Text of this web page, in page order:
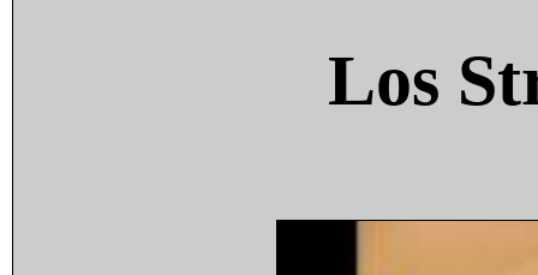
Los